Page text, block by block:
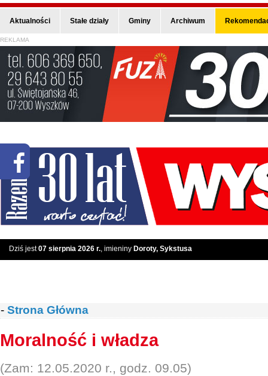
Aktualności Stałe działy Gminy Archiwum
REKLAMA
Dziś jest07 sierpnia 2026 r., imieniny Doroty, Sykstusa
- Strona Główna
Moralność i władza
(Zam: 12.05.2020 r., godz. 09.05)